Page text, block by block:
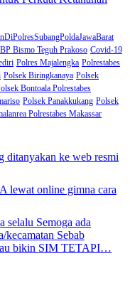
Bismo Teguh Prakoso Covid-19
Polres Majalengka Polrestabes
Polsek Biringkanaya Polsek
Bontoala Polrestabes
Polsek Panakkukang Polsek
Polrestabes Makassar
ditanyakan ke web resmi
lewat online gimna cara
selalu Semoga ada
Sebab
bikin SIM TETAPI…